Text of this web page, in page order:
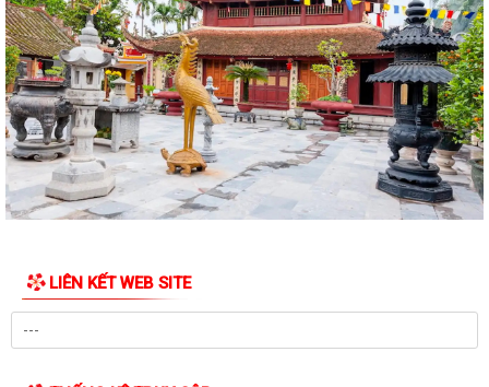
danh tại Nghĩa trang Liệt Lê Lợi...
Đ/c Nguyễn Minh Thắng Bí thư Đảng ủy- Chủ tịch HĐND phường Trần
Hưng Đạo thăm, tặng quà gia đình...
Hơn 30 cán bộ, hội viên chữ thập đỏ trên địa bàn phường Trần Hưng
Đạo được tập huấn kỹ năng sơ cấp...
QUYẾT ĐỊNH Về việc công bố Danh mục thủ tục hành chính mới ban
hành, bị bãi bỏ thuộc phạm vi chức...
tặng quà các gia đình chính sách...
QUYẾT ĐỊNH Về việc công bố danh mục thủ tục hành chính ban hành
LIÊN KẾT WEB SITE